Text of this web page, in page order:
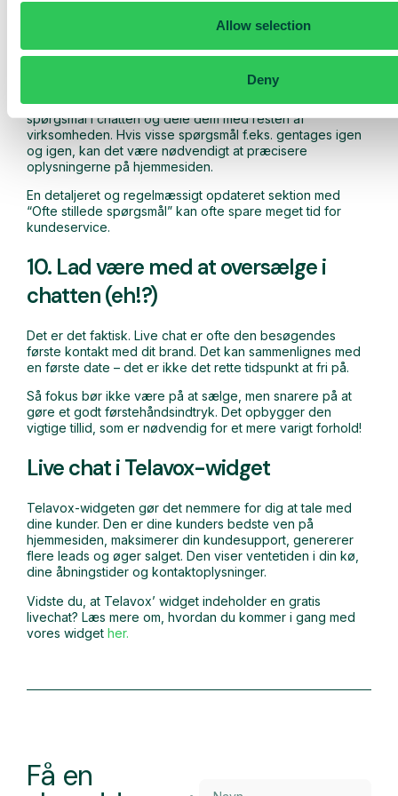
Allow selection
Deny
det en god idé at lave færdige svar, som nemt kan
Det er vigtigt at holde styr på de hyppigst stillede
spørgsmål i chatten og dele dem med resten af
virksomheden. Hvis visse spørgsmål f.eks. gentages igen
og igen, kan det være nødvendigt at præcisere
oplysningerne på hjemmesiden.
En detaljeret og regelmæssigt opdateret sektion med
“Ofte stillede spørgsmål” kan ofte spare meget tid for
kundeservice.
10. Lad være med at oversælge i
chatten (eh!?)
Det er det faktisk. Live chat er ofte den besøgendes
første kontakt med dit brand. Det kan sammenlignes med
en første date – det er ikke det rette tidspunkt at fri på.
Så fokus bør ikke være på at sælge, men snarere på at
gøre et godt førstehåndsindtryk. Det opbygger den
vigtige tillid, som er nødvendig for et mere varigt forhold!
Live chat i Telavox-widget
Telavox-widgeten gør det nemmere for dig at tale med
dine kunder. Den er dine kunders bedste ven på
hjemmesiden, maksimerer din kundesupport, genererer
flere leads og øger salget. Den viser ventetiden i din kø,
dine åbningstider og kontaktoplysninger.
Vidste du, at Telavox’ widget indeholder en gratis
livechat? Læs mere om, hvordan du kommer i gang med
vores widget her.
Få en